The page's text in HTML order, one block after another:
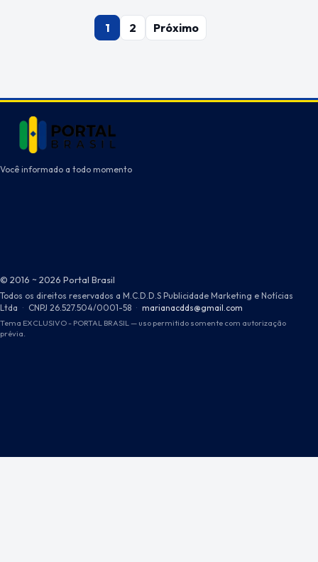
1 2 Próximo
Você informado a todo momento
© 2016 ~ 2026 Portal Brasil
Todos os direitos reservados a M.C.D.D.S Publicidade Marketing e Notícias
Ltda · CNPJ 26.527.504/0001-58 · marianacdds@gmail.com
Tema EXCLUSIVO - PORTAL BRASIL — uso permitido somente com autorização
prévia.